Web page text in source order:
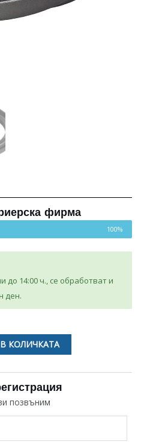
фирма
100%
до 14:00 ч., се обработват и
ден.
КОЛИЧКАТА
позвъним